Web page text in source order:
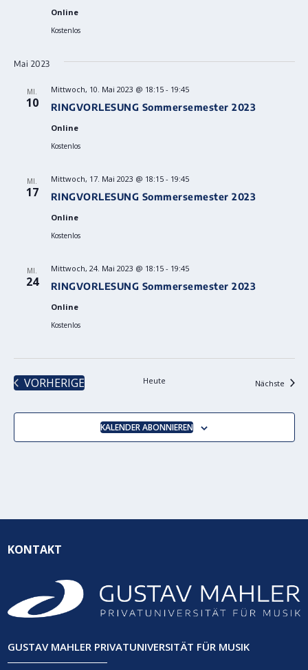
Online
Kostenlos
Mai 2023
MI.
10 RINGVORLESUNG Sommersemester 2023
Mittwoch, 10. Mai 2023 @ 18:15- 19:45
Online
Kostenlos
MI.
17 RINGVORLESUNG Sommersemester 2023
Mittwoch, 17. Mai 2023 @ 18:15- 19:45
Online
Kostenlos
MI.
24 RINGVORLESUNG Sommersemester 2023
Mittwoch, 24. Mai 2023 @ 18:15- 19:45
Online
Kostenlos
VORHERIGE
Heute Nächste
KALENDER ABONNIEREN
KONTAKT
GUSTAV MAHLER PRIVATUNIVERSITÄT FÜR MUSIK